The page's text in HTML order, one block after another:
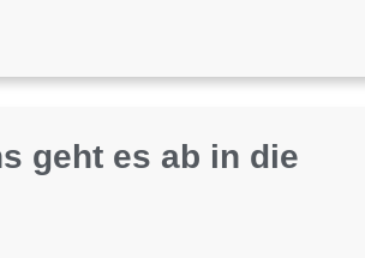
geht es ab in die